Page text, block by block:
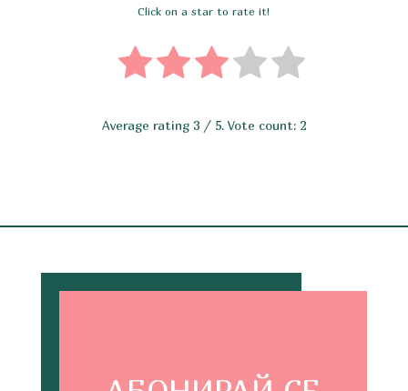
Click on a star to rate it!
Average rating 3/ 5. Vote count: 2